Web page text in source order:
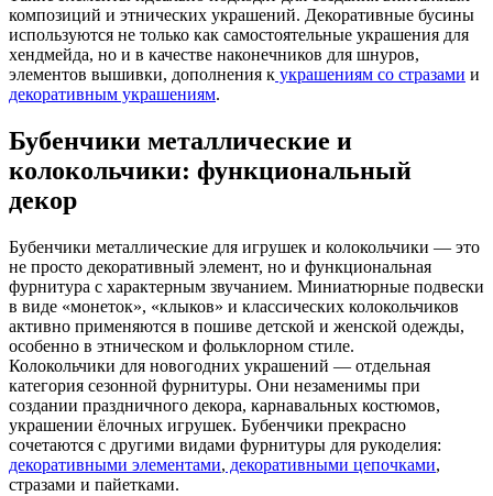
композиций и этнических украшений. Декоративные бусины
используются не только как самостоятельные украшения для
хендмейда, но и в качестве наконечников для шнуров,
элементов вышивки, дополнения к украшениям со стразами и
декоративным украшениям.
Бубенчики металлические и
колокольчики: функциональный
декор
Бубенчики металлические для игрушек и колокольчики — это
не просто декоративный элемент, но и функциональная
фурнитура с характерным звучанием. Миниатюрные подвески
в виде «монеток», «клыков» и классических колокольчиков
активно применяются в пошиве детской и женской одежды,
особенно в этническом и фольклорном стиле.
Колокольчики для новогодних украшений — отдельная
категория сезонной фурнитуры. Они незаменимы при
создании праздничного декора, карнавальных костюмов,
украшении ёлочных игрушек. Бубенчики прекрасно
сочетаются с другими видами фурнитуры для рукоделия:
декоративными элементами, декоративными цепочками,
стразами и пайетками.